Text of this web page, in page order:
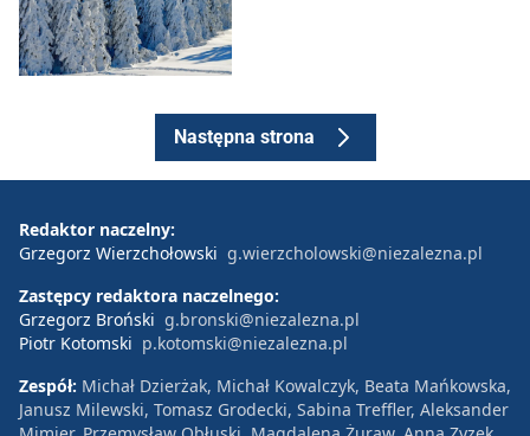
Następna strona
Redaktor naczelny:
Grzegorz Wierzchołowski g.wierzcholowski@niezalezna.pl
Zastępcy redaktora naczelnego:
Grzegorz Broński g.bronski@niezalezna.pl
Piotr Kotomski p.kotomski@niezalezna.pl
Zespół: Michał Dzierżak, Michał Kowalczyk, Beata Mańkowska,
Janusz Milewski, Tomasz Grodecki, Sabina Treffler, Aleksander